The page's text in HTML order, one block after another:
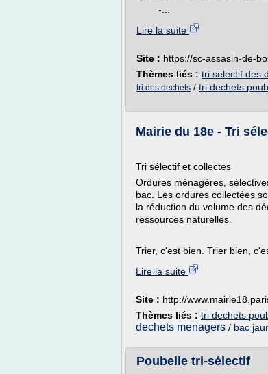
-...
Lire la suite
Site : https://sc-assasin-de-
Thèmes liés : tri selectif des
tri des dechets / tri dechets
Mairie du 18e - Tri
Tri sélectif et collectes
Ordures ménagères,
bac. Les ordures collectées
la réduction du volume des
ressources naturelles.
Trier, c'est bien. Trier bien,
Lire la suite
Site : http://
Thèmes liés : tri dechets
dechets menagers / bac
Poubelle tri-sélectif